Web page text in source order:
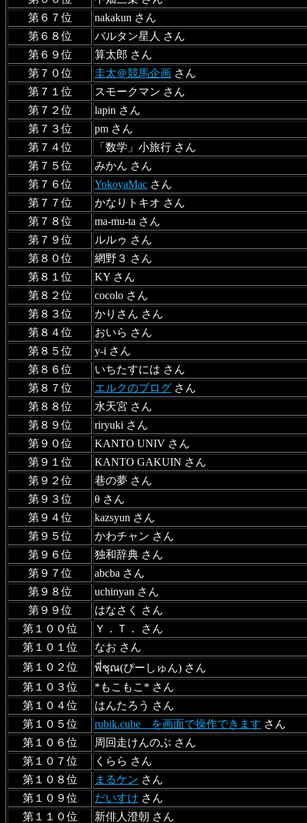
第６７位
nakakun さん
第６８位
バルタン星人 さん
第６９位
算太郎 さん
第７０位
圭太＠競馬企画 さん
第７１位
スモークマン さん
第７２位
lapin さん
第７３位
pm さん
第７４位
「数学」小旅行 さん
第７５位
みかん さん
第７６位
YokoyaMac さん
第７７位
かなりトキオ さん
第７８位
ma-mu-ta さん
第７９位
ルルゥ さん
第８０位
網野３ さん
第８１位
KY さん
第８２位
cocolo さん
第８３位
かりさん さん
第８４位
おいら さん
第８５位
y-i さん
第８６位
いちたすには さん
第８７位
エルクのブログ さん
第８８位
水天宮 さん
第８９位
riryuki さん
第９０位
KANTO UNIV さん
第９１位
KANTO GAKUIN さん
第９２位
巷の夢 さん
第９３位
θ さん
第９４位
kazsyun さん
第９５位
かわチャン さん
第９６位
独和辞典 さん
第９７位
abcba さん
第９８位
uchinyan さん
第９９位
はなさく さん
第１００位
Ｙ．Ｔ． さん
第１０１位
なお さん
第１０２位
พี่ชุณ(ぴーしゅん) さん
第１０３位
*もこもこ* さん
第１０４位
はんたろう さん
第１０５位
rubik.cube を画面で操作できます さん
第１０６位
周回走けんのぶ さん
第１０７位
くらら さん
第１０８位
まるケン さん
第１０９位
だいすけ さん
第１１０位
新俳人澄朝 さん